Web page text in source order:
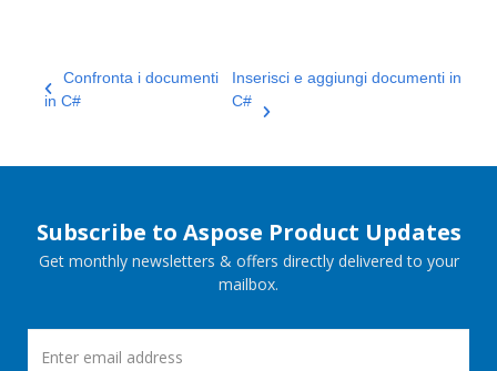
Confronta i documenti
in C#
Inserisci e aggiungi documenti in
C#
Subscribe to Aspose Product Updates
Get monthly newsletters & offers directly delivered to your
mailbox.